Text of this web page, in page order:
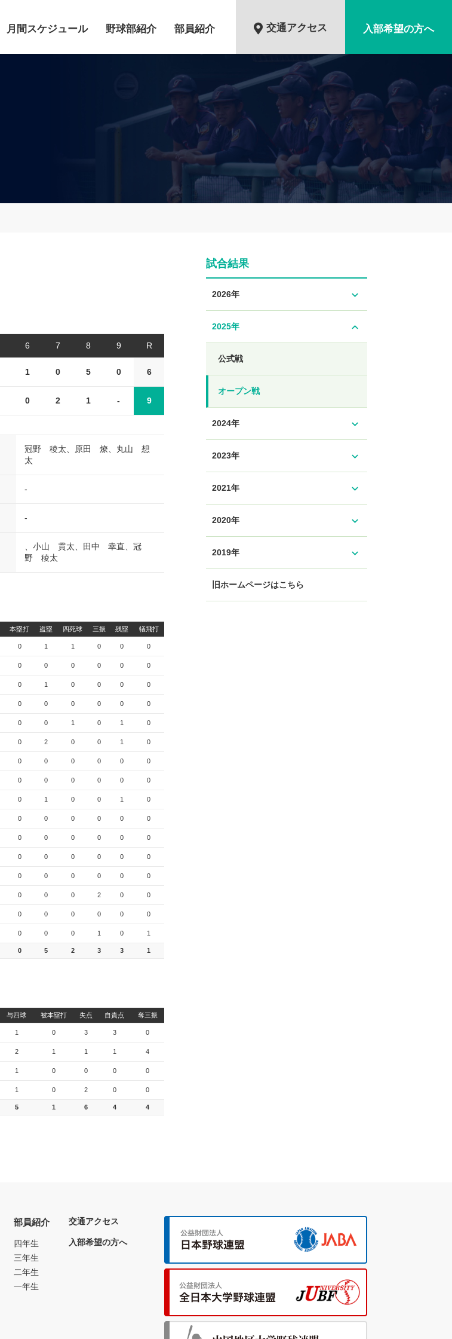
月間スケジュール 野球部紹介 部員紹介 交通アクセス 入部希望の方へ
6 7 8 9 R
1 0 5 0 6
0 2 1 - 9
冠野 稜太、原田 燎、丸山 想
太
-
-
、小山 貫太、田中 幸直、冠
野 稜太
本塁打 盗塁 四死球 三振 残塁 犠飛打
0 1 1 0 0 0
0 0 0 0 0 0
0 1 0 0 0 0
0 0 0 0 0 0
0 0 1 0 1 0
0 2 0 0 1 0
0 0 0 0 0 0
0 0 0 0 0 0
0 1 0 0 1 0
0 0 0 0 0 0
0 0 0 0 0 0
0 0 0 0 0 0
0 0 0 0 0 0
0 0 0 2 0 0
0 0 0 0 0 0
0 0 0 1 0 1
0 5 2 3 3 1
与四球 被本塁打 失点 自責点 奪三振
1 0 3 3 0
2 1 1 1 4
1 0 0 0 0
1 0 2 0 0
5 1 6 4 4
試合結果
2026年 expand_more
2025年 expand_less
公式戦
オープン戦
2024年 expand_more
2023年 expand_more
2021年 expand_more
2020年 expand_more
2019年 expand_more
旧ホームページはこちら
部員紹介
四年生
三年生
二年生
一年生
交通アクセス
入部希望の方へ